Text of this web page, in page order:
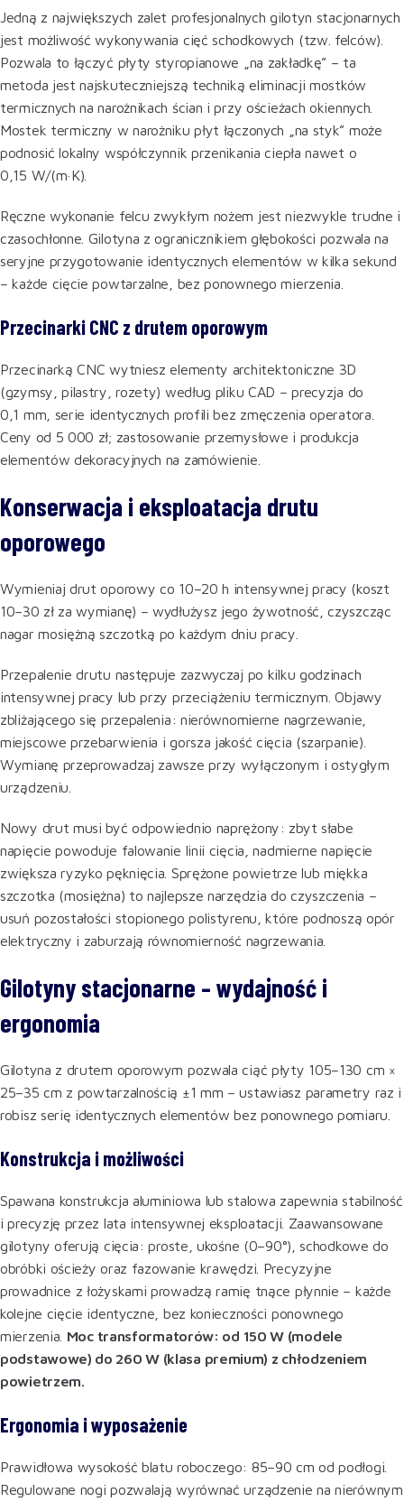
Jedną z największych zalet profesjonalnych gilotyn stacjonarnych
jest możliwość wykonywania cięć schodkowych (tzw. felców).
Pozwala to łączyć płyty styropianowe „na zakładkę” – ta
metoda jest najskuteczniejszą techniką eliminacji mostków
termicznych na narożnikach ścian i przy ościeżach okiennych.
Mostek termiczny w narożniku płyt łączonych „na styk” może
podnosić lokalny współczynnik przenikania ciepła nawet o
0,15 W/(m·K).
Ręczne wykonanie felcu zwykłym nożem jest niezwykle trudne i
czasochłonne. Gilotyna z ogranicznikiem głębokości pozwala na
seryjne przygotowanie identycznych elementów w kilka sekund
– każde cięcie powtarzalne, bez ponownego mierzenia.
Przecinarki CNC z drutem oporowym
Przecinarką CNC wytniesz elementy architektoniczne 3D
(gzymsy, pilastry, rozety) według pliku CAD – precyzja do
0,1 mm, serie identycznych profili bez zmęczenia operatora.
Ceny od 5 000 zł; zastosowanie przemysłowe i produkcja
elementów dekoracyjnych na zamówienie.
Konserwacja i eksploatacja drutu
oporowego
Wymieniaj drut oporowy co 10–20 h intensywnej pracy (koszt
10–30 zł za wymianę) – wydłużysz jego żywotność, czyszcząc
nagar mosiężną szczotką po każdym dniu pracy.
Przepalenie drutu następuje zazwyczaj po kilku godzinach
intensywnej pracy lub przy przeciążeniu termicznym. Objawy
zbliżającego się przepalenia: nierównomierne nagrzewanie,
miejscowe przebarwienia i gorsza jakość cięcia (szarpanie).
Wymianę przeprowadzaj zawsze przy wyłączonym i ostygłym
urządzeniu.
Nowy drut musi być odpowiednio naprężony: zbyt słabe
napięcie powoduje falowanie linii cięcia, nadmierne napięcie
zwiększa ryzyko pęknięcia. Sprężone powietrze lub miękka
szczotka (mosiężna) to najlepsze narzędzia do czyszczenia –
usuń pozostałości stopionego polistyrenu, które podnoszą opór
elektryczny i zaburzają równomierność nagrzewania.
Gilotyny stacjonarne – wydajność i
ergonomia
Gilotyna z drutem oporowym pozwala ciąć płyty 105–130 cm ×
25–35 cm z powtarzalnością ±1 mm – ustawiasz parametry raz i
robisz serię identycznych elementów bez ponownego pomiaru.
Konstrukcja i możliwości
Spawana konstrukcja aluminiowa lub stalowa zapewnia stabilność
i precyzję przez lata intensywnej eksploatacji. Zaawansowane
gilotyny oferują cięcia: proste, ukośne (0–90°), schodkowe do
obróbki ościeży oraz fazowanie krawędzi. Precyzyjne
prowadnice z łożyskami prowadzą ramię tnące płynnie – każde
kolejne cięcie identyczne, bez konieczności ponownego
mierzenia. Moc transformatorów: od 150 W (modele
podstawowe) do 260 W (klasa premium) z chłodzeniem
powietrzem.
Ergonomia i wyposażenie
Prawidłowa wysokość blatu roboczego: 85–90 cm od podłogi.
Regulowane nogi pozwalają wyrównać urządzenie na nierównym